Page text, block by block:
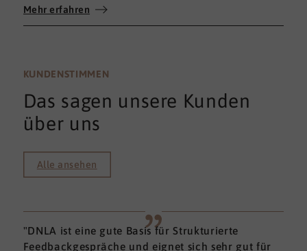
umfassenden 360°-Feedback.
Mehr erfahren
KUNDENSTIMMEN
Das sagen unsere Kunden
über uns
Alle ansehen
"DNLA ist eine gute Basis für Strukturierte
Feedbackgespräche und eignet sich sehr gut für